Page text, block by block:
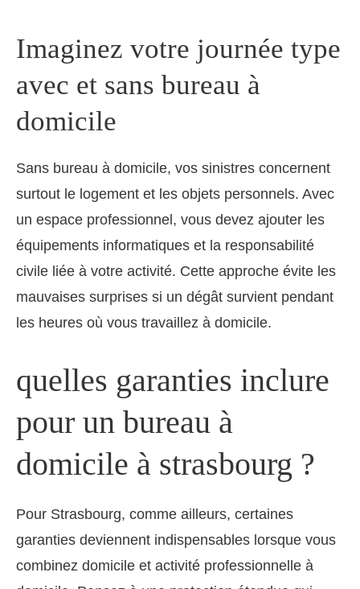
Imaginez votre journée type
avec et sans bureau à
domicile
Sans bureau à domicile, vos sinistres concernent
surtout le logement et les objets personnels. Avec
un espace professionnel, vous devez ajouter les
équipements informatiques et la responsabilité
civile liée à votre activité. Cette approche évite les
mauvaises surprises si un dégât survient pendant
les heures où vous travaillez à domicile.
quelles garanties inclure
pour un bureau à
domicile à strasbourg ?
Pour Strasbourg, comme ailleurs, certaines
garanties deviennent indispensables lorsque vous
combinez domicile et activité professionnelle à